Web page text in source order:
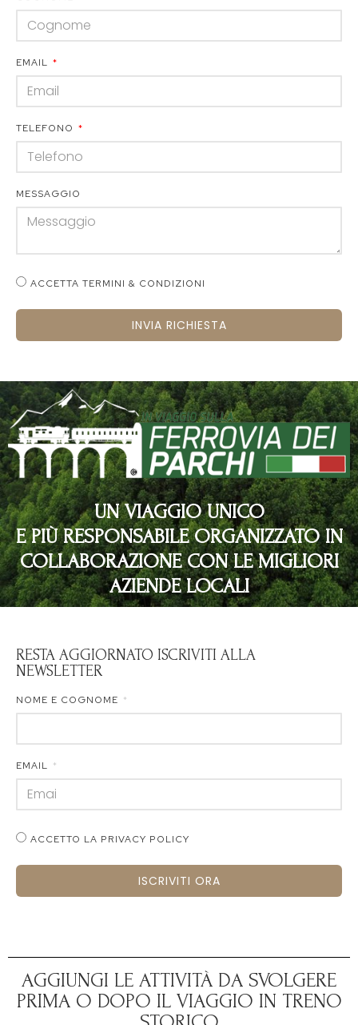
EMAIL
TELEFONO
MESSAGGIO
ACCETTA TERMINI & CONDIZIONI
INVIA RICHIESTA
UN VIAGGIO UNICO
E PIÙ RESPONSABILE ORGANIZZATO IN
COLLABORAZIONE CON LE MIGLIORI
AZIENDE LOCALI
RESTA AGGIORNATO ISCRIVITI ALLA
NEWSLETTER
NOME E COGNOME
EMAIL
ACCETTO LA PRIVACY POLICY
ISCRIVITI ORA
AGGIUNGI LE ATTIVITÀ DA SVOLGERE
PRIMA O DOPO IL VIAGGIO IN TRENO